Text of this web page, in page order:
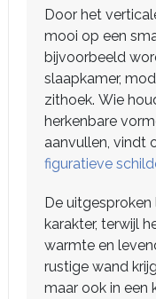
Door het
mooi op een
bijvoorbeeld
slaapkamer,
zithoek. Wie
herkenbare
aanvullen, vindt
figuratieve
De uitgesproken
karakter, terwijl
warmte en
rustige wand
maar ook in een